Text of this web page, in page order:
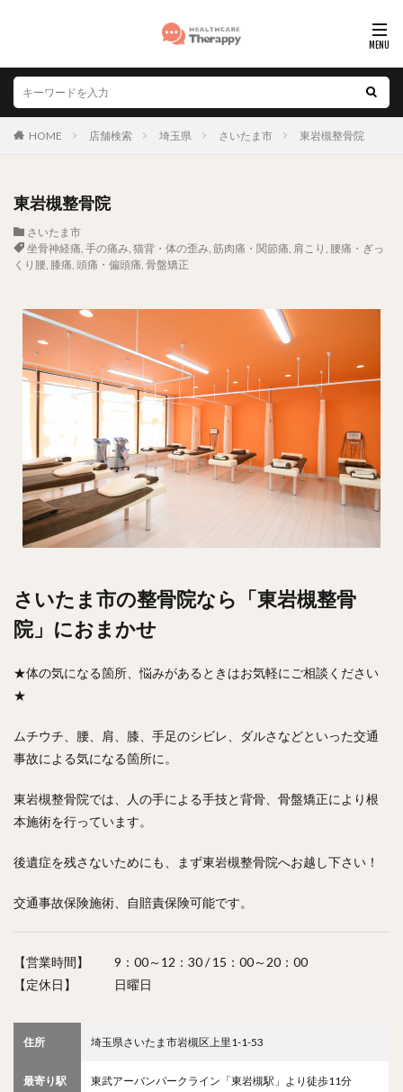
HOME 店舗検索 埼玉県 さいたま市 東岩槻整骨院
東岩槻整骨院
さいたま市
坐骨神経痛, 手の痛み, 猫背・体の歪み, 筋肉痛・関節痛, 肩こり , 腰痛・ぎっ
くり腰, 膝痛, 頭痛・偏頭痛, 骨盤矯正
さいたま市の整骨院なら「東岩槻整骨
院」におまかせ
★体の気になる箇所、悩みがあるときはお気軽にご相談ください
★
ムチウチ、腰、肩、膝、手足のシビレ、ダルさなどといった交通
事故による気になる箇所に。
東岩槻整骨院では、人の手による手技と背骨、骨盤矯正により根
本施術を行っています。
後遺症を残さないためにも、まず東岩槻整骨院へお越し下さい！
交通事故保険施術、自賠責保険可能です。
【営業時間】 9：00～12：30 / 15：00～20：00
【定休日】 日曜日
住所 埼玉県さいたま市岩槻区上里1-1-53
最寄り駅 東武アーバンパークライン「東岩槻駅」より徒歩11分